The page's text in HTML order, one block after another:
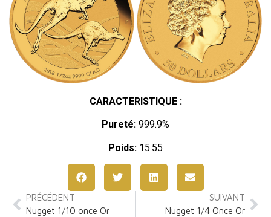
CARACTERISTIQUE :
Pureté: 999.9%
Poids: 15.55
PRÉCÉDENT
Nugget 1/10 once Or
SUIVANT
Nugget 1/4 Once Or